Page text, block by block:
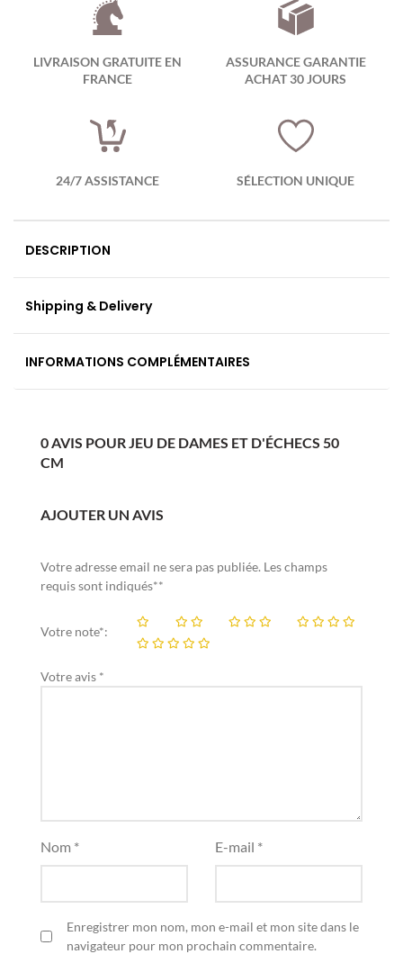
LIVRAISON GRATUITE EN
FRANCE
ASSURANCE GARANTIE
ACHAT 30 JOURS
24/7 ASSISTANCE SÉLECTION UNIQUE
DESCRIPTION
Shipping & Delivery
INFORMATIONS COMPLÉMENTAIRES
0 AVIS POUR JEU DE DAMES ET D'ÉCHECS 50
CM
AJOUTER UN AVIS
Votre adresse email ne sera pas publiée. Les champs
requis sont indiqués**
Votre note*:
Votre avis *
Nom * E-mail *
Enregistrer mon nom, mon e-mail et mon site dans le
navigateur pour mon prochain commentaire.